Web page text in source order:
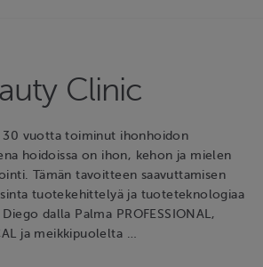
Clinic
30 vuotta toiminut ihonhoidon
hoidoissa on ihon, kehon ja mielen
Tämän tavoitteen saavuttamisen
tuotekehittelyä ja tuoteteknologiaa
dalla Palma PROFESSIONAL,
ja meikkipuolelta …